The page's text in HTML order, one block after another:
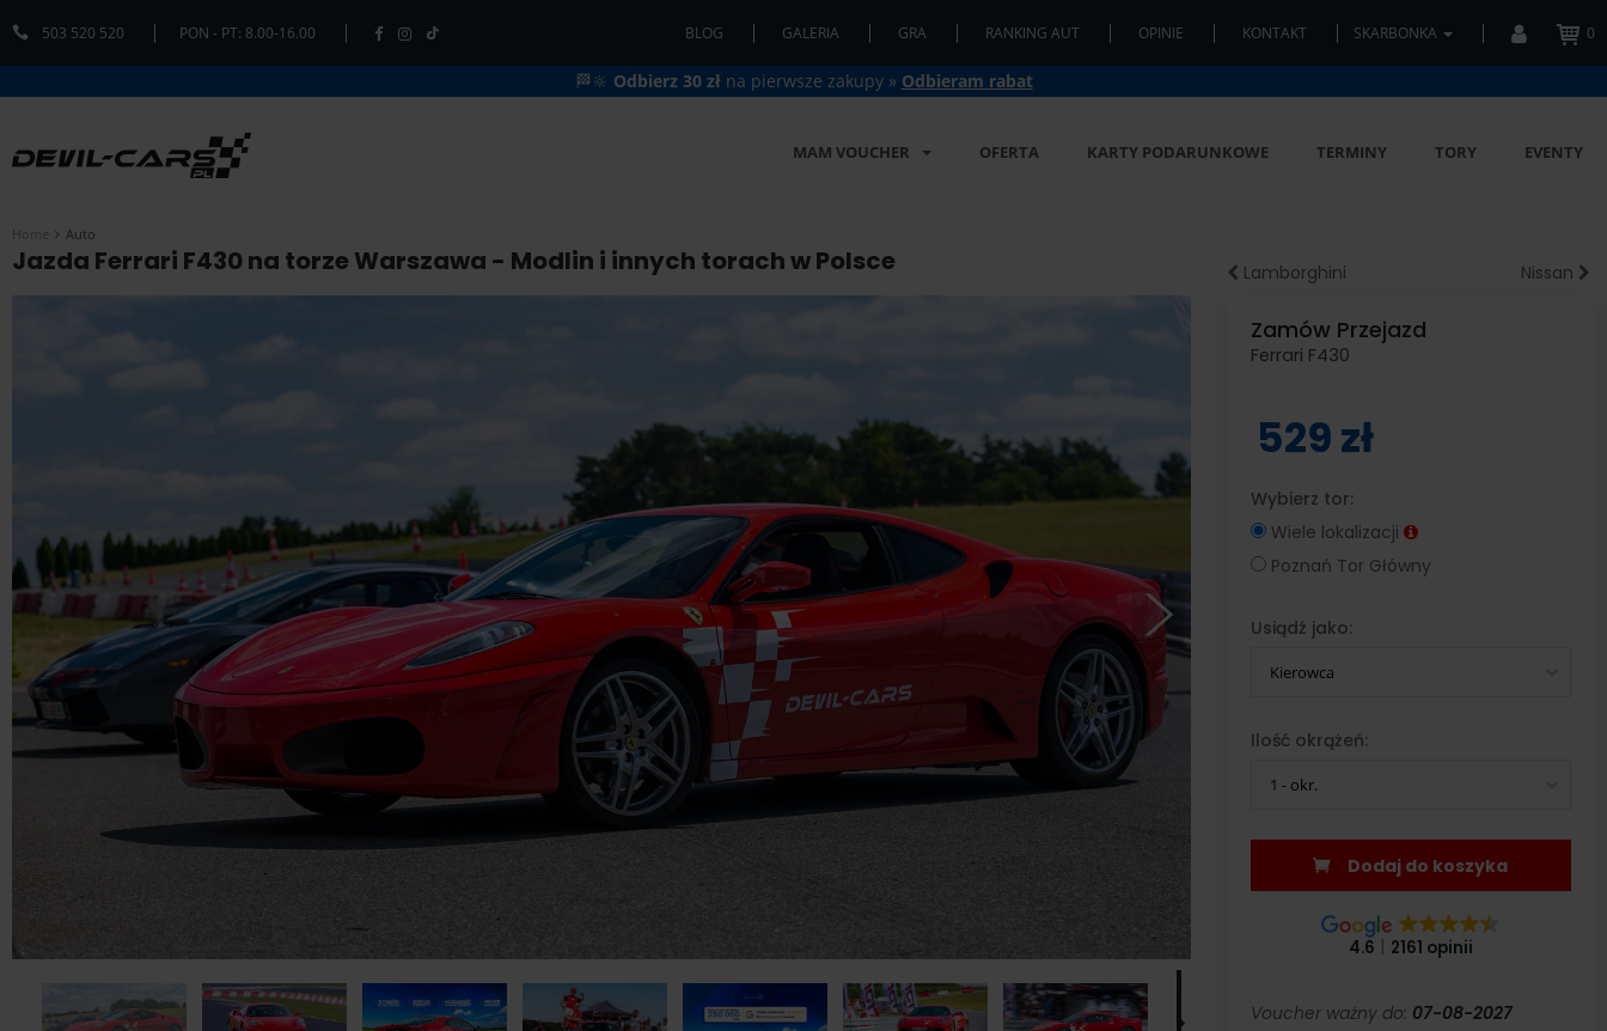
503 520 520 PON - PT: 8.00-16.00 BLOG GALERIA GRA RANKING AUT OPINIE KONTAKT SKARBONKA 0
🏁🔆 Odbierz 30 zł na pierwsze zakupy » Odbieram rabat
MAM VOUCHER OFERTA KARTY PODARUNKOWE TERMINY TORY EVENTY
Home Auto
Jazda Ferrari F430 na torze Warszawa - Modlin i innych torach w Polsce Lamborghini Nissan
Zamów Przejazd
Ferrari F430
529 zł
Wybierz tor:
Wiele lokalizacji
Poznań Tor Główny
Usiądź jako:
Kierowca
Ilość okrążeń:
1 - okr.
Dodaj do koszyka
4.6 2161 opinii
Voucher ważny do: 07-08-2027